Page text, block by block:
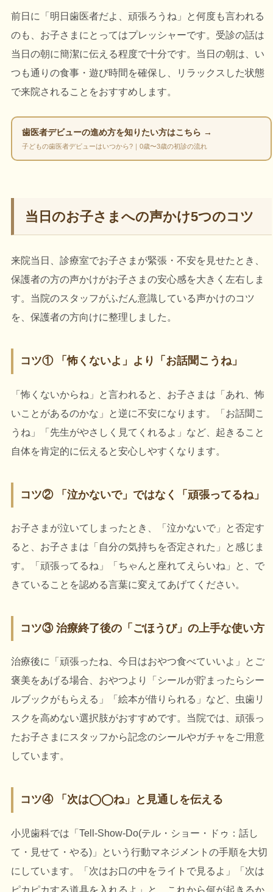
前日に「明日歯医者だよ、頑張ろうね」と何度も言われる
のも、お子さまにとってはプレッシャーです。受診の話は
当日の朝に簡潔に伝える程度で十分です。当日の朝は、い
つも通りの食事・遊び時間を確保し、リラックスした状態
で来院されることをおすすめします。
歯医者デビューの進め方を知りたい方はこちら →
子どもの歯医者デビューはいつから?｜0歳〜3歳の初診の流れ
当日のお子さまへの声かけ5つのコツ
来院当日、診療室でお子さまが緊張・不安を見せたとき、
保護者の方の声かけがお子さまの安心感を大きく左右しま
す。当院のスタッフがふだん意識している声かけのコツ
を、保護者の方向けに整理しました。
コツ① 「怖くないよ」より「お話聞こうね」
「怖くないからね」と言われると、お子さまは「あれ、怖
いことがあるのかな」と逆に不安になります。「お話聞こ
うね」「先生がやさしく見てくれるよ」など、起きること
自体を肯定的に伝えると安心しやすくなります。
コツ② 「泣かないで」ではなく「頑張ってるね」
お子さまが泣いてしまったとき、「泣かないで」と否定す
ると、お子さまは「自分の気持ちを否定された」と感じま
す。「頑張ってるね」「ちゃんと座れてえらいね」と、で
きていることを認める言葉に変えてあげてください。
コツ③ 治療終了後の「ごほうび」の上手な使い方
治療後に「頑張ったね、今日はおやつ食べていいよ」とご
褒美をあげる場合、おやつより「シールが貯まったらシー
ルブックがもらえる」「絵本が借りられる」など、虫歯リ
スクを高めない選択肢がおすすめです。当院では、頑張っ
たお子さまにスタッフから記念のシールやガチャをご用意
しています。
コツ④ 「次は◯◯ね」と見通しを伝える
小児歯科では「Tell-Show-Do(テル・ショー・ドゥ：話し
て・見せて・やる)」という行動マネジメントの手順を大切
にしています。「次はお口の中をライトで見るよ」「次は
ピカピカする道具を入れるよ」と、これから何が起きるか